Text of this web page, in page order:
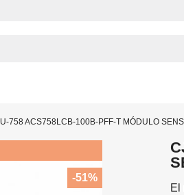
758 ACS758LCB-100B-PFF-T MÓDULO
-51%
El